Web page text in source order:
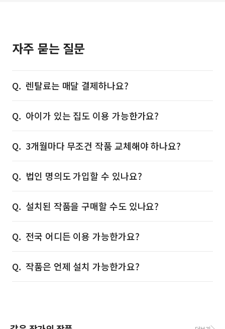
자주 묻는 질문
렌탈료는 매달 결제하나요?
아이가 있는 집도 이용 가능한가요?
3개월마다 무조건 작품 교체해야 하나요?
법인 명의도 가입할 수 있나요?
설치된 작품을 구매할 수도 있나요?
전국 어디든 이용 가능한가요?
작품은 언제 설치 가능한가요?